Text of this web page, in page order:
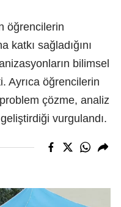
öğrencilerin
katkı sağladığını
bilimsel
Ayrıca öğrencilerin
çözme, analiz
vurgulandı.